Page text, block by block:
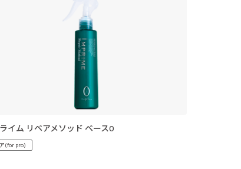
イム リペアメソッド ベース0
(for pro)